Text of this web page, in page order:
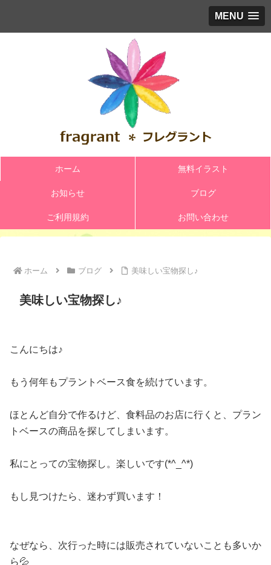
MENU
ホーム 無料イラスト
お知らせ ブログ
ご利用規約 お問い合わせ
ホーム ブログ 美味しい宝物探し♪
美味しい宝物探し♪
こんにちは♪
もう何年もプラントベース食を続けています。
ほとんど自分で作るけど、食料品のお店に行くと、プラン
トベースの商品を探してしまいます。
私にとっての宝物探し。楽しいです(*^_^*)
もし見つけたら、迷わず買います！
なぜなら、次行った時には販売されていないことも多いか
ら💦